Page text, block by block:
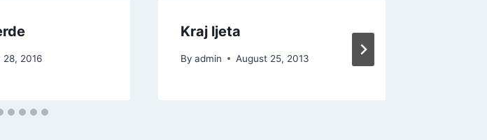
28, 2016
Kraj ljeta
By admin August 25, 2013